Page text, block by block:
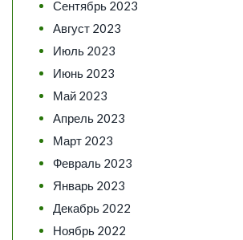
Сентябрь 2023
Август 2023
Июль 2023
Июнь 2023
Май 2023
Апрель 2023
Март 2023
Февраль 2023
Январь 2023
Декабрь 2022
Ноябрь 2022